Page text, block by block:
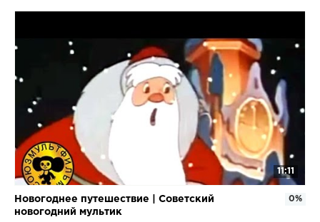
11:11
Новогоднее путешествие | Советский
новогодний мультик
0%